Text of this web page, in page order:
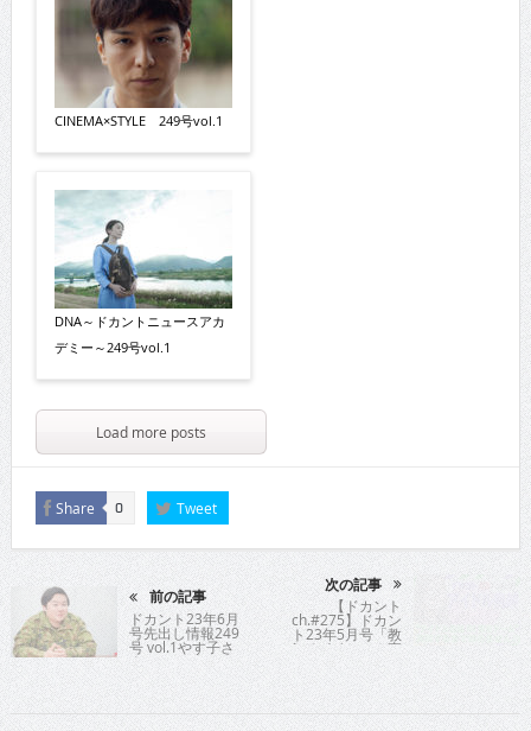
CINEMA×STYLE 249号vol.1
DNA～ドカントニュースアカ
デミー～249号vol.1
Load more posts
Share 0 Tweet
前の記事
ドカント23年6月
号先出し情報249
号 vol.1やす子さ
ん
次の記事
【ドカント
ch.#275】ドカン
ト23年5月号「教
えてパイセン！直
撃インタビュー!!」
アイドル鳥越さん
の動画第3弾！【ア
イドル鳥越さん
3/3】